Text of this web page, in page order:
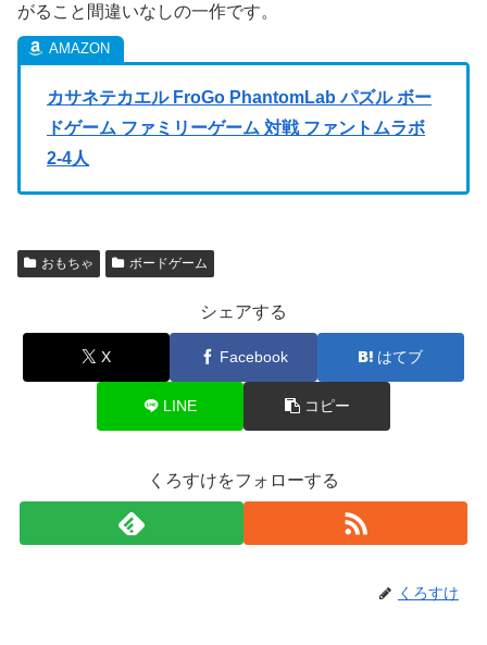
がること間違いなしの一作です。
カサネテカエル FroGo PhantomLab パズル ボー
ドゲーム ファミリーゲーム 対戦 ファントムラボ
2-4人
おもちゃ ボードゲーム
シェアする
X Facebook はてブ
LINE コピー
くろすけをフォローする
くろすけ